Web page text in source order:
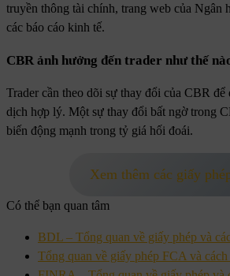
truyền thông tài chính, trang web của Ngân
các báo cáo kinh tế.
CBR ảnh hưởng đến trader như thế
Trader cần theo dõi sự thay đổi của CBR
dịch hợp lý. Một sự thay đổi bất ngờ trong
biến động mạnh trong tỷ giá hối đoái.
Xem thêm các giấy
Có thể bạn quan tâm
BDL – Tổng quan về giấy phép và
Tổng quan về giấy phép FCA và